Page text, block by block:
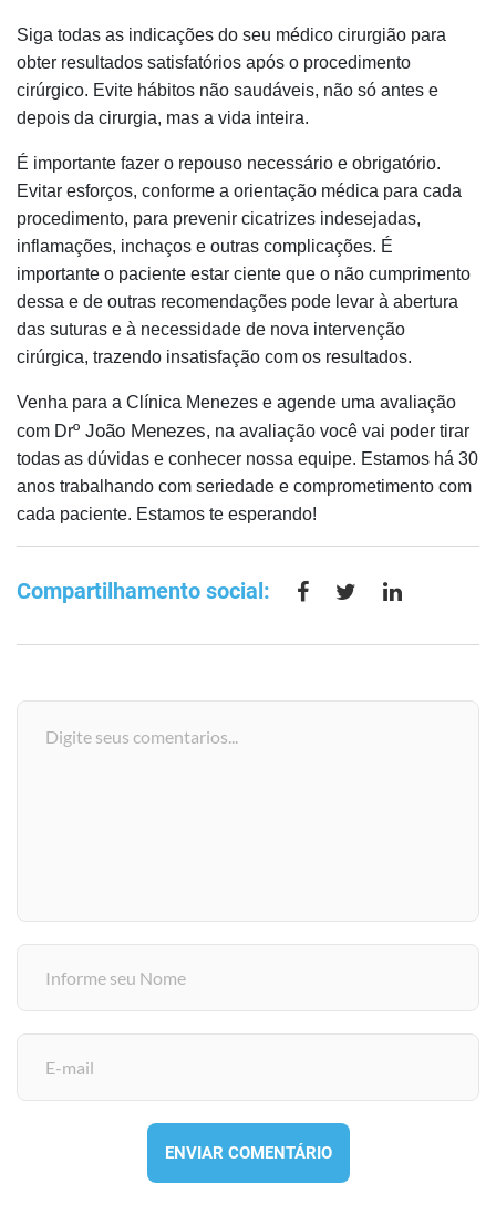
Siga todas as indicações do seu médico cirurgião para
obter resultados satisfatórios após o procedimento
cirúrgico. Evite hábitos não saudáveis, não só antes e
depois da cirurgia, mas a vida inteira.
É importante fazer o repouso necessário e obrigatório.
Evitar esforços, conforme a orientação médica para cada
procedimento, para prevenir cicatrizes indesejadas,
inflamações, inchaços e outras complicações. É
importante o paciente estar ciente que o não cumprimento
dessa e de outras recomendações pode levar à abertura
das suturas e à necessidade de nova intervenção
cirúrgica, trazendo insatisfação com os resultados.
Venha para a Clínica Menezes e agende uma avaliação
com Drº João Menezes, na avaliação você vai poder tirar
todas as dúvidas e conhecer nossa equipe. Estamos há 30
anos trabalhando com seriedade e comprometimento com
cada paciente. Estamos te esperando!
Compartilhamento social:
ENVIAR COMENTÁRIO